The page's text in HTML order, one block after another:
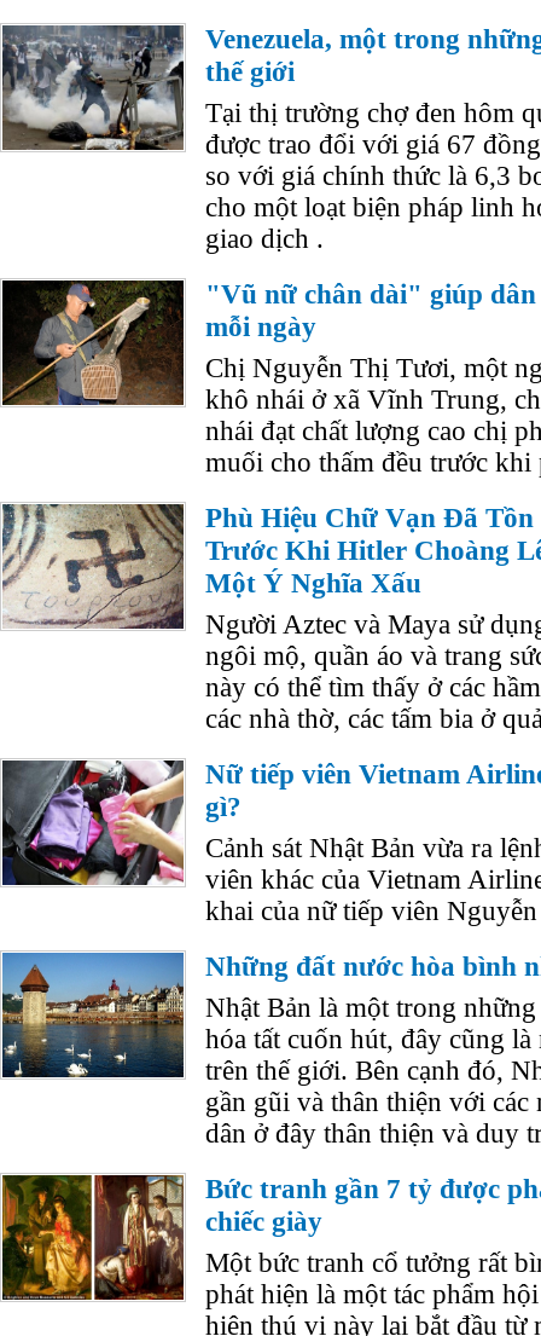
Venezuela, một trong
thế giới
Tại thị trường chợ đen hôm
được trao đổi với giá 67
so với giá chính thức là 6,3
cho một loạt biện pháp linh
giao dịch .
"Vũ nữ chân dài" giúp
mỗi ngày
Chị Nguyễn Thị Tươi, một
khô nhái ở xã Vĩnh Trung,
nhái đạt chất lượng cao chị
muối cho thấm đều trước khi
Phù Hiệu Chữ Vạn Đã Tồn
Trước Khi Hitler Choàng
Một Ý Nghĩa Xấu
Người Aztec và Maya sử
ngôi mộ, quần áo và trang
này có thể tìm thấy ở các
các nhà thờ, các tấm bia ở
Nữ tiếp viên Vietnam
gì?
Cảnh sát Nhật Bản vừa ra
viên khác của Vietnam
khai của nữ tiếp viên
Những đất nước hòa bình
Nhật Bản là một trong
hóa tất cuốn hút, đây cũng
trên thế giới. Bên cạnh đó,
gần gũi và thân thiện với
dân ở đây thân thiện và duy
Bức tranh gần 7 tỷ được
chiếc giày
Một bức tranh cổ tưởng rất
phát hiện là một tác phẩm
hiện thú vị này lại bắt đầu từ